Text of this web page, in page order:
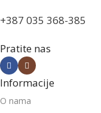
+387 035 368-385
Pratite nas
Informacije
O nama